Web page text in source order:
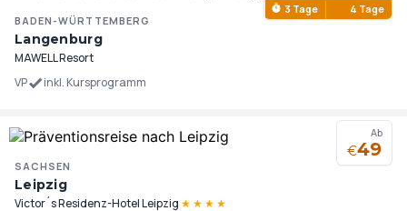
3 Tage
4 Tage
BADEN-WÜRTTEMBERG
Langenburg
MAWELL Resort
VP
inkl. Kursprogramm
Ab
€49
SACHSEN
Leipzig
Victor´s Residenz-Hotel Leipzig ★ ★ ★ ★